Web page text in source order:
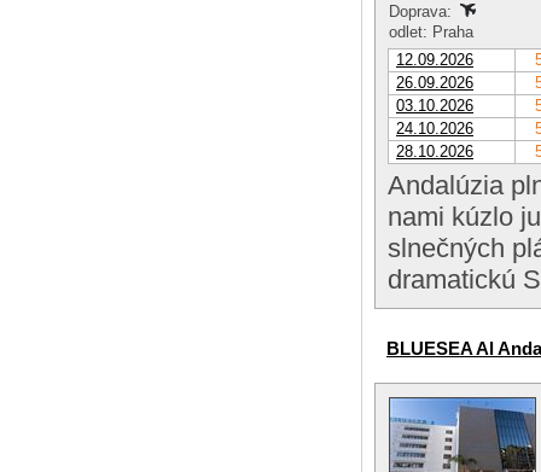
Doprava:
odlet: Praha
12.09.2026
26.09.2026
03.10.2026
24.10.2026
28.10.2026
Andalúzia
nami kúzlo
slnečných
dramatickú
BLUESEA Al